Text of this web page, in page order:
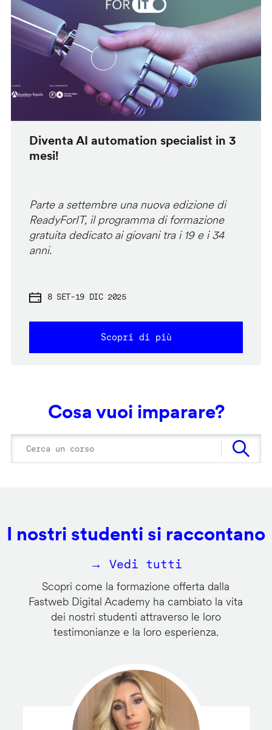
Diventa AI automation specialist in 3
mesi!
Parte a settembre una nuova edizione di
ReadyForIT, il programma di formazione
gratuita dedicato ai giovani tra i 19 e i 34
anni.
8 SET-19 DIC 2025
Scopri di più
Cosa vuoi imparare?
I nostri studenti si raccontano
→ Vedi tutti
Scopri come la formazione offerta dalla
Fastweb Digital Academy ha cambiato la vita
dei nostri studenti attraverso le loro
testimonianze e la loro esperienza.